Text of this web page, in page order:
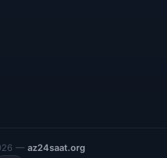
— az24saat.org